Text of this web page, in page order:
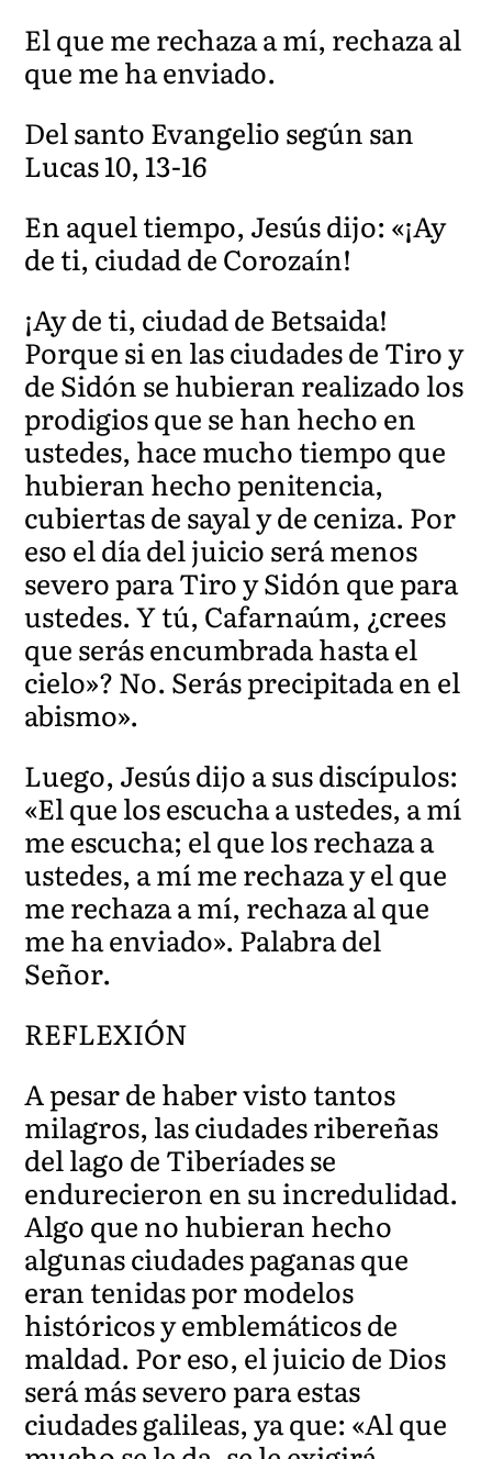
El que me rechaza a mí, rechaza al
que me ha enviado.
Del santo Evangelio según san
Lucas 10, 13-16
En aquel tiempo, Jesús dijo: «¡Ay
de ti, ciudad de Corozaín!
¡Ay de ti, ciudad de Betsaida!
Porque si en las ciudades de Tiro y
de Sidón se hubieran realizado los
prodigios que se han hecho en
ustedes, hace mucho tiempo que
hubieran hecho penitencia,
cubiertas de sayal y de ceniza. Por
eso el día del juicio será menos
severo para Tiro y Sidón que para
ustedes. Y tú, Cafarnaúm, ¿crees
que serás encumbrada hasta el
cielo»? No. Serás precipitada en el
abismo».
Luego, Jesús dijo a sus discípulos:
«El que los escucha a ustedes, a mí
me escucha; el que los rechaza a
ustedes, a mí me rechaza y el que
me rechaza a mí, rechaza al que
me ha enviado». Palabra del
Señor.
REFLEXIÓN
A pesar de haber visto tantos
milagros, las ciudades ribereñas
del lago de Tiberíades se
endurecieron en su incredulidad.
Algo que no hubieran hecho
algunas ciudades paganas que
eran tenidas por modelos
históricos y emblemáticos de
maldad. Por eso, el juicio de Dios
será más severo para estas
ciudades galileas, ya que: «Al que